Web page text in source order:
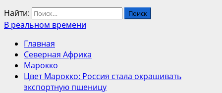
Найти:
В реальном времени
Главная
Северная Африка
Марокко
Цвет Марокко: Россия стала окрашивать
экспортную пшеницу